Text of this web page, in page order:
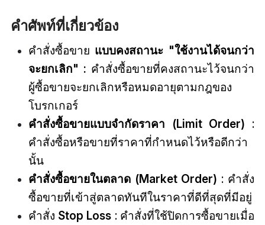
คำศัพท์ที่เกี่ยวข้อง
คำสั่งซื้อขาย แบบคงสถานะ "ใช้งานได้จนกว่า
จะยกเลิก" : คำสั่งซื้อขายที่คงสถานะไว้จนกว่า
ผู้ซื้อขายจะยกเลิกหรือหมดอายุตามกฎของ
โบรกเกอร์
คำสั่งซื้อขายแบบจำกัดราคา (Limit Order) :
คำสั่งซื้อหรือขายที่ราคาที่กำหนดไว้หรือดีกว่า
นั้น
คำสั่งซื้อขายในตลาด (Market Order) : คำสั่ง
ซื้อขายที่เข้าสู่ตลาดทันทีในราคาที่ดีที่สุดที่มีอยู่
คำสั่ง Stop Loss : คำสั่งที่ใช้ปิดการซื้อขายเมื่อ